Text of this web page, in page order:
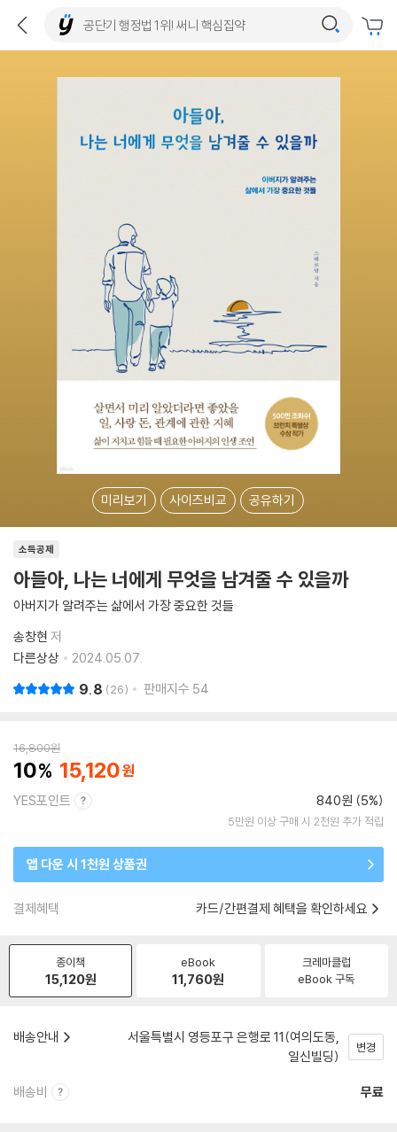
미리보기 사이즈비교 공유하기
소득공제
아들아, 나는 너에게 무엇을 남겨줄 수 있을까
아버지가 알려주는 삶에서 가장 중요한 것들
송창현 저
다른상상
2024.05.07.
9.8 26 판매지수 54
16,800원
10 15,120
YES포인트 840원 (5%)
5만원 이상 구매 시 2천원 추가 적립
앱 다운 시 1천원 상품권
결제혜택 카드/간편결제 혜택을 확인하세요
종이책
15,120원
eBook
11,760원
크레마클럽
eBook 구독
배송안내
서울특별시 영등포구 은행로 11(여의도동,
일신빌딩)
변경
배송비 무료